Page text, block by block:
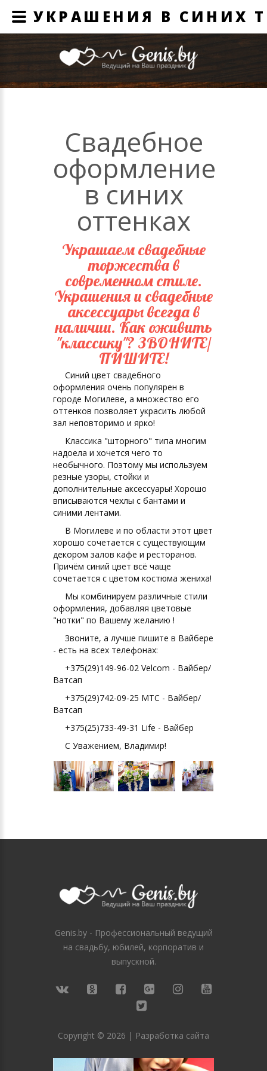
Свадебное
оформление
в синих
оттенках
Украшаем свадебные
торжества в
современном стиле.
Украшения и свадебные
аксессуары всегда в
наличии. Как оживить
"классику"? ЗВОНИТЕ/
ПИШИТЕ!
Синий цвет свадебного
оформления очень популярен в
городе Могилеве, а множество его
оттенков позволяет украсить любой
зал неповторимо и ярко!
Классика "шторного" типа многим
надоела и хочется чего то
необычного. Поэтому мы используем
резные узоры, стойки и
дополнительные аксессуары! Хорошо
вписываются чехлы с бантами и
синими лентами.
В Могилеве и по области этот цвет
хорошо сочетается с существующим
декором залов кафе и ресторанов.
Причём синий цвет всё чаще
сочетается с цветом костюма жениха!
Мы комбинируем различные стили
оформления, добавляя цветовые
"нотки" по Вашему желанию !
Звоните, а лучше пишите в Вайбере
- есть на всех телефонах:
+375(29)149-96-02 Velcom - Вайбер/
Ватсап
+375(29)742-09-25 МТС - Вайбер/
Ватсап
+375(25)733-49-31 Life - Вайбер
С Уважением, Владимир!
Genis.by - Профессиональный ведущий
на свадьбу, юбилей, корпоратив и
выпускной.
Copyright © 2026 | Разработка сайта
УКРАШЕНИЯ В СИНИХ